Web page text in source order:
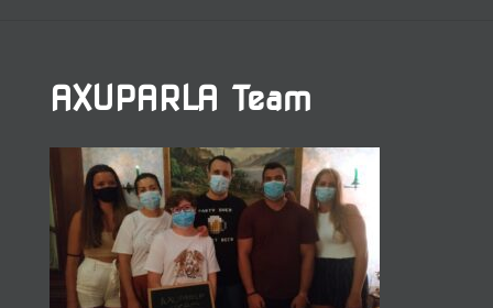
AXUPARLA Team